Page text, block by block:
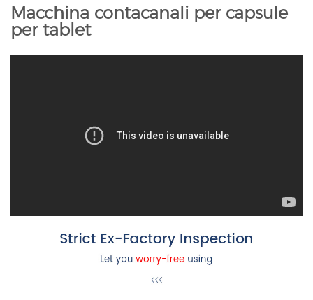
Macchina contacanali per capsule
per tablet